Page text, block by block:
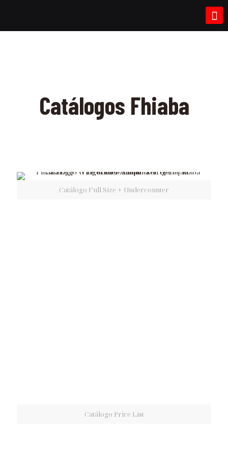
Catálogos Fhiaba
Catálogo Full Size + Undercounter
Catálogo Price List